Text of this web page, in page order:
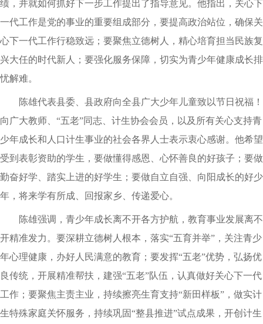
绩，并就如何抓好下一步工作提出了指导意见。他指出，关心下
一代工作是党的事业的重要组成部分，要提高政治站位，确保关
心下一代工作行稳致远；要聚焦立德树人，精心培育担当民族复
兴大任的时代新人；要强化服务保障，切实为青少年健康成长排
忧解难。
陈雄代表县委、县政府向全县广大少年儿童致以节日祝福！
向广大教师、“五老”同志、计生协会会员，以及所有关心支持青
少年成长和人口计生事业的社会各界人士表示衷心感谢。他希望
受到表彰资助的学生，要做懂得感恩、心怀善良的好孩子；要做
勤奋好学、踏实上进的好学生；要做自立自强、向阳成长的好少
年，将来学有所成、回报家乡、传递爱心。
陈雄强调，青少年成长离不开各方护航，教育事业发展离不
开精准发力。要深耕立德树人根本，落实“五育并举”，关注青少
年心理健康，办好人民满意的教育；要发挥“五老”优势，弘扬优
良传统，开展精准帮扶，建强“五老”队伍，认真做好关心下一代
工作；要聚焦主责主业，持续擦亮生育支持“新田样板”，做实计
生特殊家庭关怀服务，持续巩固“整县推进”试点成果，开创计生